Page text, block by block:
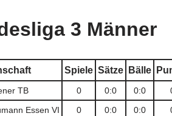
3 Männer
Spiele Sätze Bälle
TB 0 0:0 0:0
Essen VI 0 0:0 0:0